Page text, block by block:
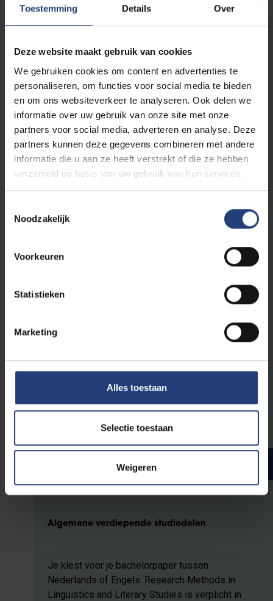
Toestemming Details Over
Deze website maakt gebruik van cookies
We gebruiken cookies om content en advertenties te
personaliseren, om functies voor social media te bieden
en om ons websiteverkeer te analyseren. Ook delen we
informatie over uw gebruik van onze site met onze
partners voor social media, adverteren en analyse. Deze
partners kunnen deze gegevens combineren met andere
informatie die u aan ze heeft verstrekt of die ze hebben
verzameld op basis van uw gebruik van hun services.
Noodzakelijk
Voorkeuren
Statistieken
Marketing
Alles toestaan
Selectie toestaan
Weigeren
Voortgezette studiedelen Nederlands
Nederlandstalige letterkunde: stad en samenleving
Academische taalbeheersing Nederlands 2
Onderzoeksmethodologie: Nederlands 3
Voortgezette studiedelen Engels
The Morphosyntax of English
English Proficiency II
Identities in Literature in English 6
3
Keuzemodule Bachelorjaar 2
Kies één van deze 5 keuzevakken.
Philosophy of Science
Chinese Proficieny I
Chinese History 3
Bachelorjaar 3
Algemene verdiepende studiedelen
Je kiest voor je bachelorpaper tussen
Nederlands of Engels. Research Methods in
Linguistics and Literary Studies is verplicht in